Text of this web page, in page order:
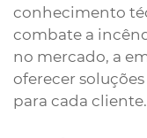
conhecimento
combate a
no mercado, a
oferecer
para cada cliente.